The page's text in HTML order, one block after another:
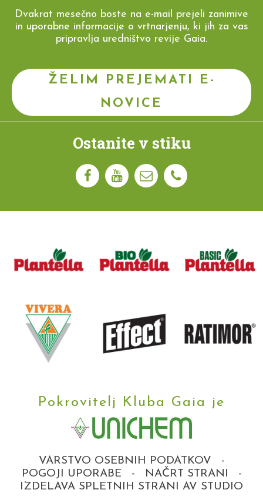
Dvakrat mesečno boste na e-mail prejeli zanimive
in uporabne informacije o vrtnarjenju, ki jih za vas
pripravlja uredništvo revije Gaia.
ŽELIM PREJEMATI E-
NOVICE
Ostanite v stiku
Pokrovitelj Kluba Gaia je
VARSTVO OSEBNIH PODATKOV
-
POGOJI UPORABE
- NAČRT STRANI
-
IZDELAVA SPLETNIH STRANI AV STUDIO